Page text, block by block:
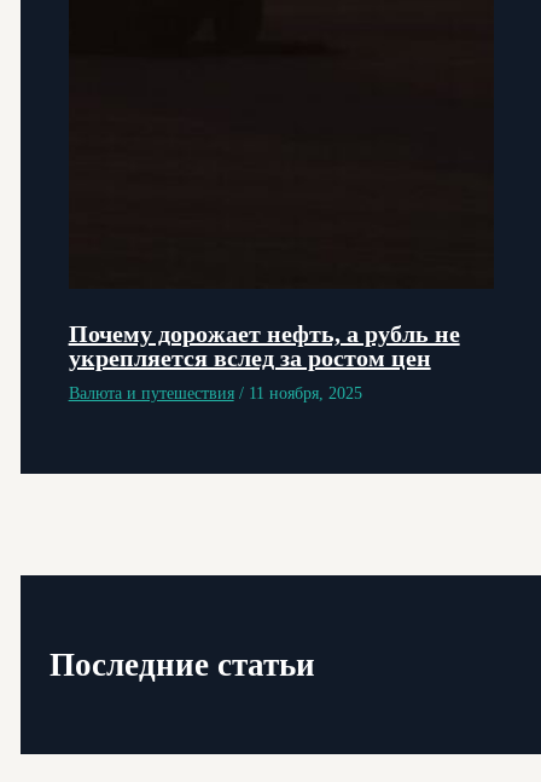
Последние статьи
Почему дорожает нефть, а рубль не
укрепляется вслед за ростом цен
Валюта и путешествия/ 11 ноября, 2025